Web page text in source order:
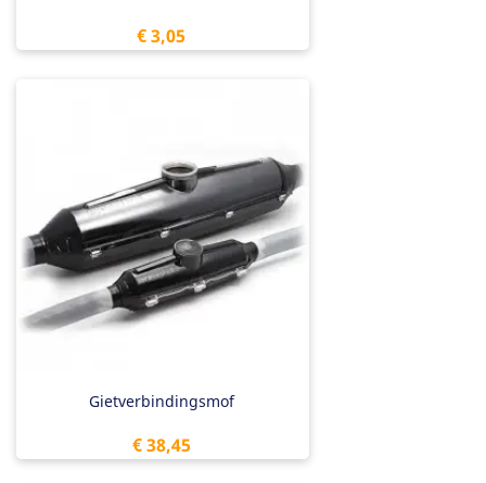
Prijs
€ 3,05
Gietverbindingsmof
Prijs
€ 38,45